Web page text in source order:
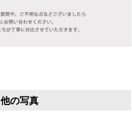
他の写真